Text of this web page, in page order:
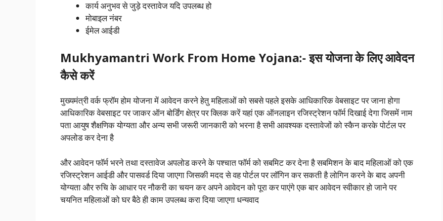
कार्य अनुभव से जुड़े दस्तावेज यदि उपलब्ध हो
मोबाइल नंबर
ईमेल आईडी
Mukhyamantri Work From Home Yojana:- इस योजना के लिए आवेदन
कैसे करें
मुख्यमंत्री वर्क फ्रॉम होम योजना में आवेदन करने हेतु महिलाओं को सबसे पहले इसके आधिकारिक वेबसाइट पर जाना होगा
आधिकारिक वेबसाइट पर जाकर ऑन बोर्डिंग क्षेत्र पर क्लिक करें यहां एक ऑनलाइन रजिस्ट्रेशन फॉर्म दिखाई देगा जिसमें नाम
पता आयुष शैक्षणिक योग्यता और अन्य सभी जरूरी जानकारी को भरना है सभी आवश्यक दस्तावेजों को स्कैन करके पोर्टल पर
अपलोड कर देना है
और आवेदन फॉर्म भरने तथा दस्तावेज अपलोड करने के पश्चात फॉर्म को सबमिट कर देना है सबमिशन के बाद महिलाओं को एक
रजिस्ट्रेशन आईडी और पासवर्ड दिया जाएगा जिसकी मदद से वह पोर्टल पर लॉगिन कर सकती है लोगिन करने के बाद अपनी
योग्यता और रुचि के आधार पर नौकरी का चयन कर अपने आवेदन को पूरा कर पाएंगे एक बार आवेदन स्वीकार हो जाने पर
चयनित महिलाओं को घर बैठे ही काम उपलब्ध करा दिया जाएगा धन्यवाद